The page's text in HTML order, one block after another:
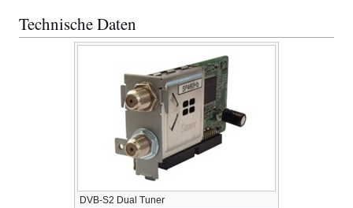
Technische Daten
DVB-S2 Dual Tuner